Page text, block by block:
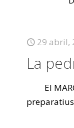
29 abril,
La
El